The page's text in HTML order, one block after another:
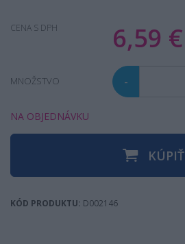
CENA S DPH 6,59 €
MNOŽSTVO -
NA OBJEDNÁVKU
KÚPIŤ
KÓD PRODUKTU: D002146